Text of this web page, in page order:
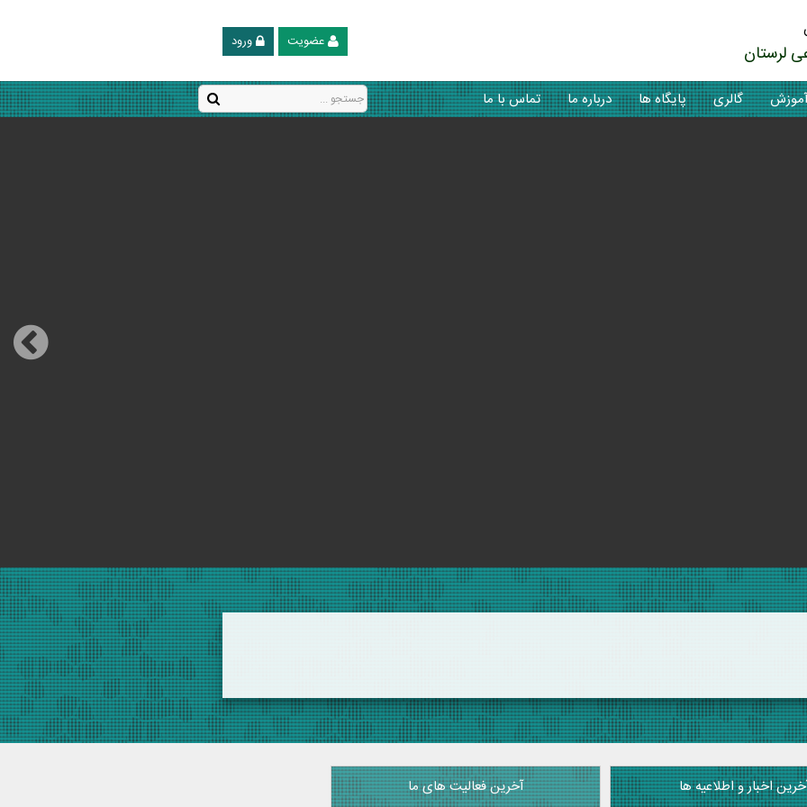
لرستان ورود عضویت
گالری پایگاه ها درباره ما تماس با ما
اخبار و اطلاعیه ها آخرین فعالیت های ما